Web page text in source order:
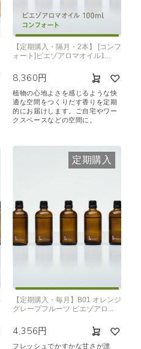
【定期購入・隔月・2本】 [コンフ
ォート]ピエゾアロマオイル1...
8,360円
植物の心地よさを感じるような快
適な空間をつくりだす香りを定期
的にお届けします。ご自宅やワー
クスペースなどの空間に。
定期購入
【定期購入・毎月】B01 オレンジ
グレープフルーツ ピエゾアロ...
4,356円
フレッシュでかすかな甘さが漂